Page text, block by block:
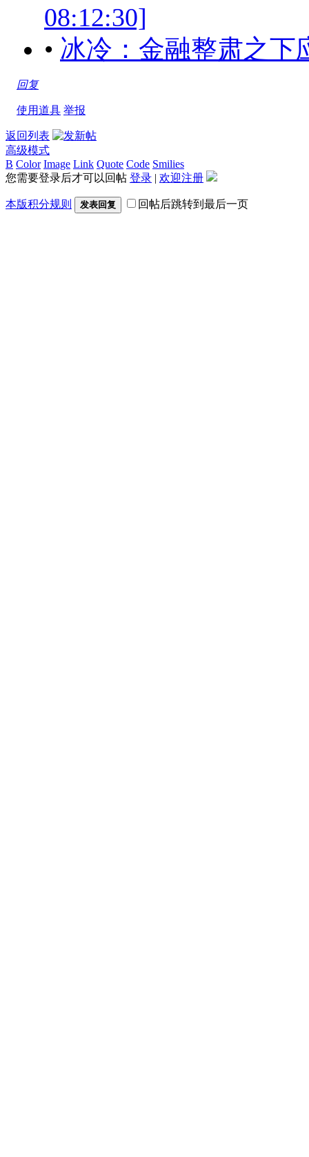
08:12:30]
• 冰冷：金融整肃之下
回复
使用道具 举报
返回列表
高级模式
B Color Image Link Quote Code Smilies
您需要登录后才可以回帖 登录 | 欢迎注册
本版积分规则 发表回复 回帖后跳转到最后一页